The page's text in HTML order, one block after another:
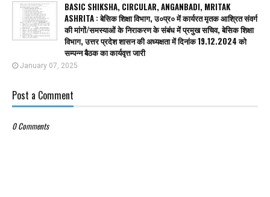
BASIC SHIKSHA, CIRCULAR, ANGANBADI, MRITAK
ASHRITA : बेसिक शिक्षा विभाग, उ०प्र० में कार्यरत मृतक आश्रित संवर्ग
की मांगों/समस्याओं के निराकरण के संबंध में प्रमुख सचिव, बेसिक शिक्षा
विभाग, उत्तर प्रदेश शासन की अध्यक्षता में दिनांक 19.12.2024 को
सम्पन्न बैठक का कार्यवृत्त जारी
January 07, 2025
Post a Comment
0 Comments